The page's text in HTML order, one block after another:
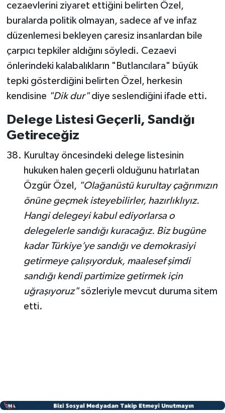
cezaevlerini ziyaret ettiğini belirten Özel,
buralarda politik olmayan, sadece af ve infaz
düzenlemesi bekleyen çaresiz insanlardan bile
çarpıcı tepkiler aldığını söyledi. Cezaevi
önlerindeki kalabalıkların "Butlancılara" büyük
tepki gösterdiğini belirten Özel, herkesin
kendisine "Dik dur"diye seslendiğini ifade etti.
Delege Listesi Geçerli, Sandığı
Getireceğiz
Kurultay öncesindeki delege listesinin
hukuken halen geçerli olduğunu hatırlatan
Özgür Özel, "Olağanüstü kurultay çağrımızın
önüne geçmek isteyebilirler, hazırlıklıyız.
Hangi delegeyi kabul ediyorlarsa o
delegelerle sandığı kuracağız. Biz bugüne
kadar Türkiye’ye sandığı ve demokrasiyi
getirmeye çalışıyorduk, maalesef şimdi
sandığı kendi partimize getirmek için
uğraşıyoruz"sözleriyle mevcut duruma sitem
etti.